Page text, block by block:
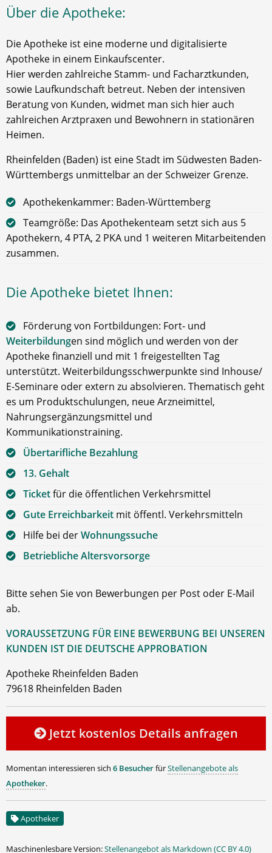
Über die Apotheke:
Die Apotheke ist eine moderne und digitalisierte
Apotheke in einem Einkaufscenter.
Hier werden zahlreiche Stamm- und Facharztkunden,
sowie Laufkundschaft betreut. Neben der intensiven
Beratung von Kunden, widmet man sich hier auch
zahlreichen Arztpraxen und Bewohnern in stationären
Heimen.
Rheinfelden (Baden) ist eine Stadt im Südwesten Baden-
Württembergs unmittelbar an der Schweizer Grenze.
Apothekenkammer: Baden-Württemberg
Teamgröße: Das Apothekenteam setzt sich aus 5
Apothekern, 4 PTA, 2 PKA und 1 weiteren Mitarbeitenden
zusammen.
Die Apotheke bietet Ihnen:
Förderung von Fortbildungen: Fort- und
Weiterbildungen sind möglich und werden von der
Apotheke finanziell und mit 1 freigestellten Tag
unterstützt. Weiterbildungsschwerpunkte sind Inhouse/
E-Seminare oder extern zu absolvieren. Thematisch geht
es um Produktschulungen, neue Arzneimittel,
Nahrungsergänzungsmittel und
Kommunikationstraining.
Übertarifliche Bezahlung
13. Gehalt
Ticketfür die öffentlichen Verkehrsmittel
Gute Erreichbarkeit mit öffentl. Verkehrsmitteln
Hilfe bei derWohnungssuche
Betriebliche Altersvorsorge
Bitte sehen Sie von Bewerbungen per Post oder E-Mail
ab.
VORAUSSETZUNG FÜR EINE BEWERBUNG BEI UNSEREN
KUNDEN IST DIE DEUTSCHE APPROBATION
Apotheke Rheinfelden Baden
79618 Rheinfelden Baden
Jetzt kostenlos Details anfragen
Momentan interessieren sich 6 BesucherfürStellenangebote als
Apotheker.
Apotheker
Maschinenlesbare Version:Stellenangebot als Markdown (CC BY 4.0)